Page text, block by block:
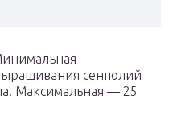
сенполий
Максимальная — 25